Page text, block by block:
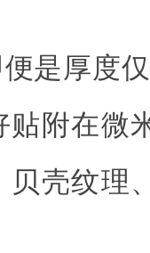
是厚度
附在微
壳纹理